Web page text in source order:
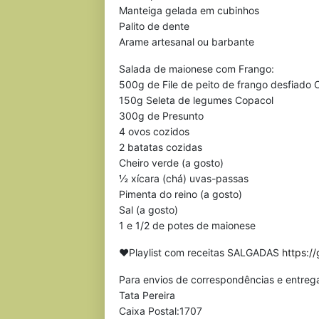
Manteiga gelada em cubinhos
Palito de dente
Arame artesanal ou barbante
Salada de maionese com Frango:
500g de File de peito de frango desfiado
150g Seleta de legumes Copacol
300g de Presunto
4 ovos cozidos
2 batatas cozidas
Cheiro verde (a gosto)
½ xícara (chá) uvas-passas
Pimenta do reino (a gosto)
Sal (a gosto)
1 e 1/2 de potes de maionese
❤Playlist com receitas SALGADAS https://
Para envios de correspondências e
Tata Pereira
Caixa Postal:1707